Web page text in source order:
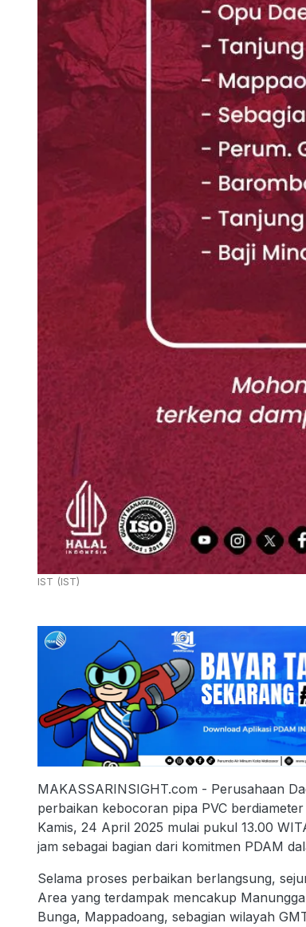
IST (IST)
MAKASSARINSIGHT.com - Perusahaan
perbaikan kebocoran pipa PVC
Kamis, 24 April 2025 mulai pukul 13.00
jam sebagai bagian dari komitmen PDAM
Selama proses perbaikan berlangsung,
Area yang terdampak mencakup
Bunga, Mappadoang, sebagian wilayah